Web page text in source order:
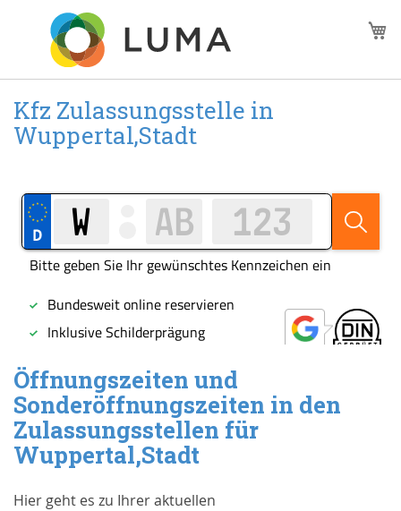
Inhalt
springen
Kfz Zulassungsstelle in
Wuppertal,Stadt
Öffnungszeiten und
Sonderöffnungszeiten in den
Zulassungsstellen für
Wuppertal,Stadt
Hier geht es zu Ihrer aktuellen